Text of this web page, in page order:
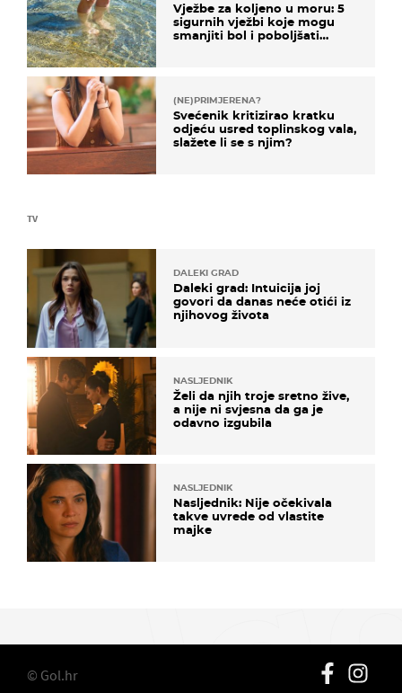
TV
DALEKI GRAD
Daleki grad: Intuicija joj
govori da danas neće otići iz
njihovog života
NASLJEDNIK
Želi da njih troje sretno žive,
a nije ni svjesna da ga je
odavno izgubila
NASLJEDNIK
Nasljednik: Nije očekivala
takve uvrede od vlastite
majke
Vježbe za koljeno u moru: 5
sigurnih vježbi koje mogu
smanjiti bol i poboljšati
(NE)PRIMJERENA?
Svećenik kritizirao kratku
odjeću usred toplinskog vala,
slažete li se s njim?
© Gol.hr